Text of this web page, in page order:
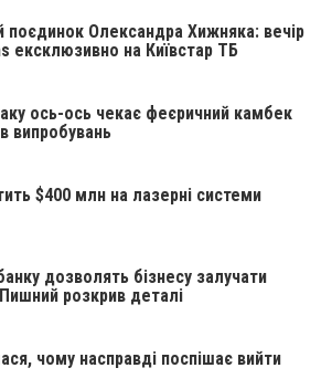
поєдинок Олександра Хижняка: вечір
ексклюзивно на Київстар ТБ
ось-ось чекає феєричний камбек
випробувань
$400 млн на лазерні системи
дозволять бізнесу залучати
розкрив деталі
чому насправді поспішає вийти